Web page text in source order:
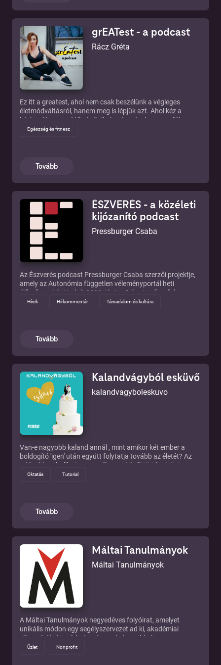
Társadalom és kultúra
Sport
Technológia
Megtörtént bűnesetek
grEATest - a podcast
Rácz Gréta
Ez itt a greatest, ahol nem csak beszélünk a végleges
életmódváltásról, hanem meg is lépjük azt. Ahol kéz a
kézben jár a mentális és fizikai egészség, hogy együtt
fejlődhessenek. Mindset, táplálkozás, edzés. Nyomokban
Egészség és fitnesz
Tovább
ÉSZVERÉS - a közéleti
kijózanító podcast
Pressburger Csaba
Az Észverés podcast Pressburger Csaba szerzői projektje,
amely az Autonómia független véleményportál heti
élőműsoraként indult 2020. június 5-én. A műsorfolyam
egy-egy epizódjában a vajdasági magyar közélet
szakértők, intézményvezetők és a közélet egyéb szereplői –
Hírek Hírkommentár Társadalom és kultúra
Tovább
Kalandvágyból esküvő
kalandvagyboleskuvo
Van-e nagyobb kaland annál , mint amikor két ember a
boldogító 'igen' után együtt folytatja tovább az életét? Az
adásokban hallhatsz személyes esküvői történeteket,
valamint a szakma szakembereinek tanácsait, tippjeit.
Oktatás Tutorial
Tovább
Máltai Tanulmányok
Máltai Tanulmányok
A Máltai Tanulmányok negyedéves folyóirat, amelyet
unikális módon egy segélyszervezet ad ki, akadémiai
elfogadottsággal, tudományos igénnyel és ingyenesen.
Szándékunk szerint a humanitárius munkához kapcsolódó
Üzlet Nonprofit